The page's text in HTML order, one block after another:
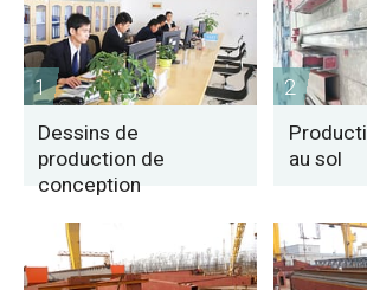
1
Dessins de
production de
conception
2
au sol